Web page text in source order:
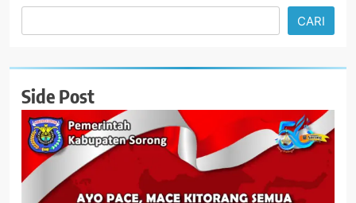
CARI
Side Post